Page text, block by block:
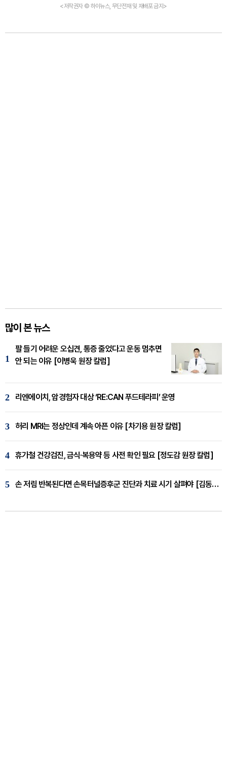
<저작권자 © 하이뉴스, 무단전재 및 재배포 금지>
많이 본 뉴스
1
팔 들기 어려운 오십견, 통증 줄었다고 운동 멈추면
안 되는 이유 [이병욱 원장 칼럼]
2 리엔에이치, 암경험자 대상 ‘RE:CAN 푸드테라피’ 운영
3 허리 MRI는 정상인데 계속 아픈 이유 [차기용 원장 칼럼]
4 휴가철 건강검진, 금식·복용약 등 사전 확인 필요 [정도감 원장 칼럼]
5 손 저림 반복된다면 손목터널증후군 진단과 치료 시기 살펴야 [김동현 원장 칼럼]